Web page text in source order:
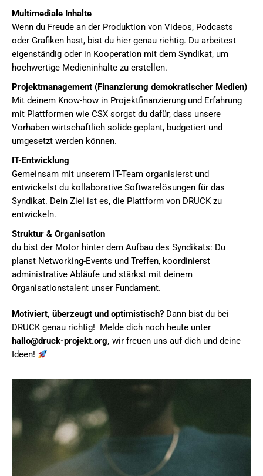
Multimediale Inhalte
Wenn du Freude an der Produktion von Videos, Podcasts
oder Grafiken hast, bist du hier genau richtig. Du arbeitest
eigenständig oder in Kooperation mit dem Syndikat, um
hochwertige Medieninhalte zu erstellen.
Projektmanagement (Finanzierung demokratischer Medien)
Mit deinem Know-how in Projektfinanzierung und Erfahrung
mit Plattformen wie CSX sorgst du dafür, dass unsere
Vorhaben wirtschaftlich solide geplant, budgetiert und
umgesetzt werden können.
IT-Entwicklung
Gemeinsam mit unserem IT-Team organisierst und
entwickelst du kollaborative Softwarelösungen für das
Syndikat. Dein Ziel ist es, die Plattform von DRUCK zu
entwickeln.
Struktur & Organisation
du bist der Motor hinter dem Aufbau des Syndikats: Du
planst Networking-Events und Treffen, koordinierst
administrative Abläufe und stärkst mit deinem
Organisationstalent unser Fundament.
Motiviert, überzeugt und optimistisch? Dann bist du bei
DRUCK genau richtig! Melde dich noch heute unter
hallo@druck-projekt.org, wir freuen uns auf dich und deine
Ideen!